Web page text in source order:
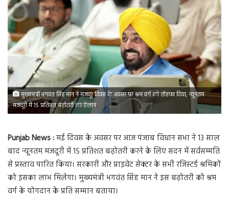
मुख्यमंत्री भगवंत सिंह मान ने मजदूर दिवस के अवसर पर श्रम वर्ग को तोहफा दिया, न्यूनतम
मजदूरी में 15 प्रतिशत बढ़ोतरी का ऐलान
Punjab News :मई दिवस के अवसर पर आज पंजाब विधान सभा ने 13 साल
बाद न्यूनतम मजदूरी में 15 प्रतिशत बढ़ोतरी करने के लिए सदन में सर्वसम्मति
से प्रस्ताव पारित किया। सरकारी और प्राइवेट सेक्टर के सभी रजिस्टर्ड श्रमिकों
को इसका लाभ मिलेगा। मुख्यमंत्री भगवंत सिंह मान ने इस बढ़ोतरी को श्रम
वर्ग के योगदान के प्रति सम्मान बताया।